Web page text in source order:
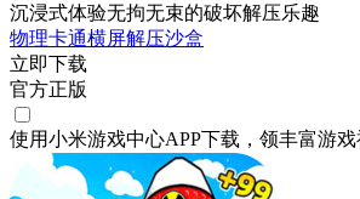
沉浸式体验无拘无束的破坏解压乐趣
物理卡通横屏解压沙盒
立即下载
官方正版
使用小米游戏中心APP下载 ，领丰富游戏